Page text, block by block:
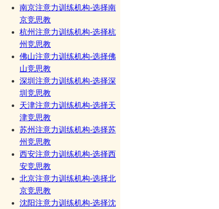
南京注意力训练机构-选择南
京竞思教
杭州注意力训练机构-选择杭
州竞思教
佛山注意力训练机构-选择佛
山竞思教
深圳注意力训练机构-选择深
圳竞思教
天津注意力训练机构-选择天
津竞思教
苏州注意力训练机构-选择苏
州竞思教
西安注意力训练机构-选择西
安竞思教
北京注意力训练机构-选择北
京竞思教
沈阳注意力训练机构-选择沈